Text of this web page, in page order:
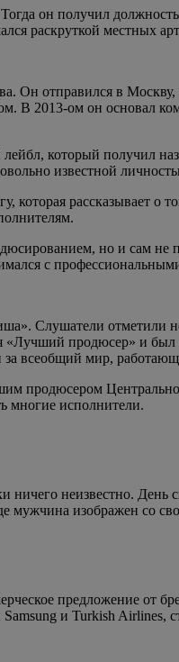
он получил
раскруткой местных
Он отправился в
В 2013-ом он основал
который получил
известной
которая рассказывает
но и сам
с
Слушатели отметили
«Лучший продюсер» и
за всеобщий мир,
продюсером
многие исполнители.
ничего неизвестно.
изображен со
предложение от
и Turkish Airlines,